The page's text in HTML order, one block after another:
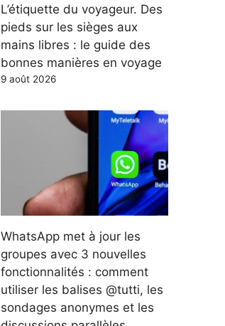
L’étiquette du voyageur. Des
pieds sur les sièges aux
mains libres : le guide des
bonnes manières en voyage
9 août 2026
WhatsApp met à jour les
groupes avec 3 nouvelles
fonctionnalités : comment
utiliser les balises @tutti, les
sondages anonymes et les